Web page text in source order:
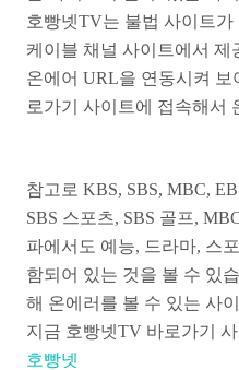
호빵넷TV는 불법 사이트
케이블 채널 사이트에서
온에어 URL을 연동시켜
로가기 사이트에 접속해서
참고로 KBS, SBS, MBC,
SBS 스포츠, SBS 골프,
파에서도 예능, 드라마, 스
함되어 있는 것을 볼 수 있
해 온에러를 볼 수 있는 사
지금 호빵넷TV 바로가기
호빵넷